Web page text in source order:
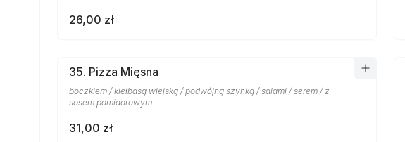
26,00 zł
35. Pizza Mięsna
boczkiem / kiełbasą wiejską / podwójną szynką / salami / serem / z
sosem pomidorowym
31,00 zł